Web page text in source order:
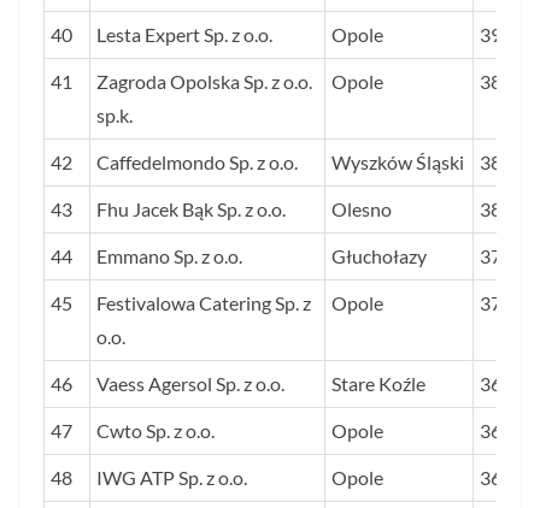
40 Lesta Expert Sp. z o.o. Opole 391
41
Zagroda Opolska Sp. z o.o.
sp.k.
Opole 389
42 Caffedelmondo Sp. z o.o. Wyszków Śląski 387
43 Fhu Jacek Bąk Sp. z o.o. Olesno 383
44 Emmano Sp. z o.o. Głuchołazy 379
45
Festivalowa Catering Sp. z
o.o.
Opole 374
46 Vaess Agersol Sp. z o.o. Stare Koźle 368
47 Cwto Sp. z o.o. Opole 368
48 IWG ATP Sp. z o.o. Opole 365